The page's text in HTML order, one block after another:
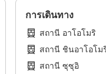
การเดินทาง
สถานี อาโอโมริ
สถานี ชินอาโอโม
สถานี ซุซุอิ